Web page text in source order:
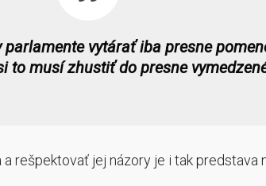
vytárať iba presne
to musí zhustiť do presne
rešpektovať jej názory je i tak predstava